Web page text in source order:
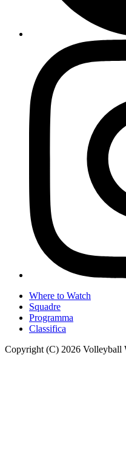
Where to Watch
Squadre
Programma
Classifica
Copyright (C) 2026 Volleyball